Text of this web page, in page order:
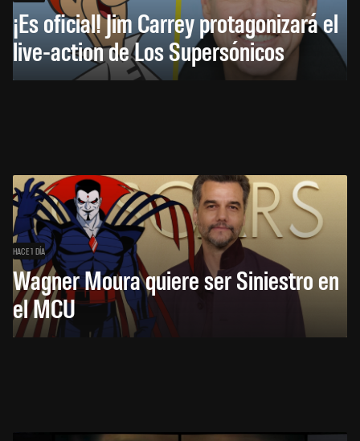
¡Es oficial! Jim Carrey protagonizará el
live-action de Los Supersónicos
HACE 1 DÍA
Wagner Moura quiere ser Siniestro en
el MCU